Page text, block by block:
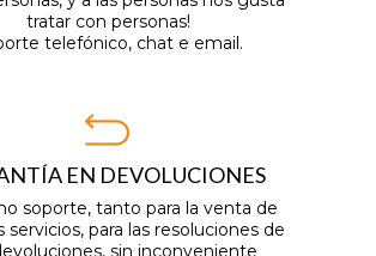
tratar con personas!
telefónico, chat e email.
EN DEVOLUCIONES
soporte, tanto para la venta de
servicios, para las resoluciones de
sin inconveniente